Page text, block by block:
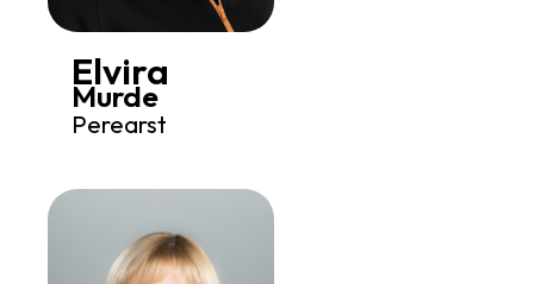
Elvira
Murde
Perearst